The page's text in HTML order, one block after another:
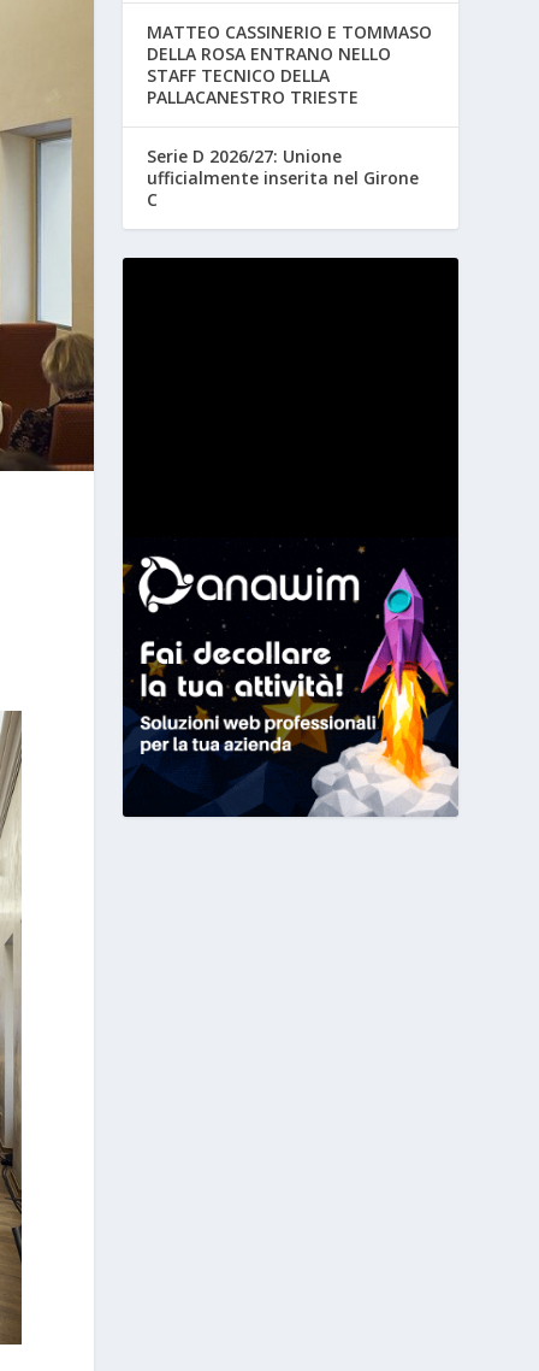
MATTEO CASSINERIO E TOMMASO
DELLA ROSA ENTRANO NELLO
STAFF TECNICO DELLA
PALLACANESTRO TRIESTE
Serie D 2026/27: Unione
ufficialmente inserita nel Girone
C